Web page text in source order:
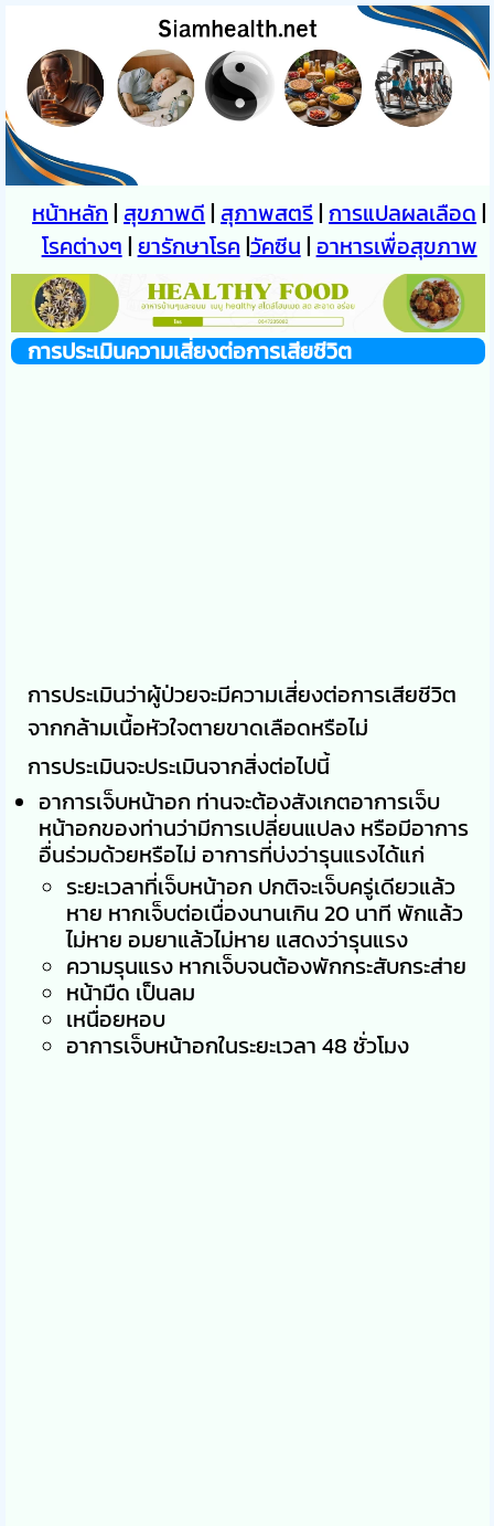
หน้าหลัก | สุขภาพดี | สุภาพสตรี|การแปลผลเลือด |
โรคต่างๆ | ยารักษาโรค |วัคซีน | อาหารเพื่อสุขภาพ
การประเมินความเสี่ยงต่อการเสียชีวิต
การประเมินว่าผู้ป่วยจะมีความเสี่ยงต่อการเสียชีวิต
จากกล้ามเนื้อหัวใจตายขาดเลือดหรือไม่
การประเมินจะประเมินจากสิ่งต่อไปนี้
อาการเจ็บหน้าอก ท่านจะต้องสังเกตอาการเจ็บ
หน้าอกของท่านว่ามีการเปลี่ยนแปลง หรือมีอาการ
อื่นร่วมด้วยหรือไม่ อาการที่บ่งว่ารุนแรงได้แก่
ระยะเวลาที่เจ็บหน้าอก ปกติจะเจ็บครู่เดียวแล้ว
หาย หากเจ็บต่อเนื่องนานเกิน 20 นาที พักแล้ว
ไม่หาย อมยาแล้วไม่หาย แสดงว่ารุนแรง
ความรุนแรง หากเจ็บจนต้องพักกระสับกระส่าย
หน้ามืด เป็นลม
เหนื่อยหอบ
อาการเจ็บหน้าอกในระยะเวลา 48 ชั่วโมง